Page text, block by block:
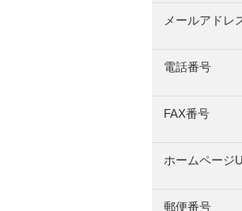
メールアドレ
電話番号
FAX番号
ホームページ
郵便番号